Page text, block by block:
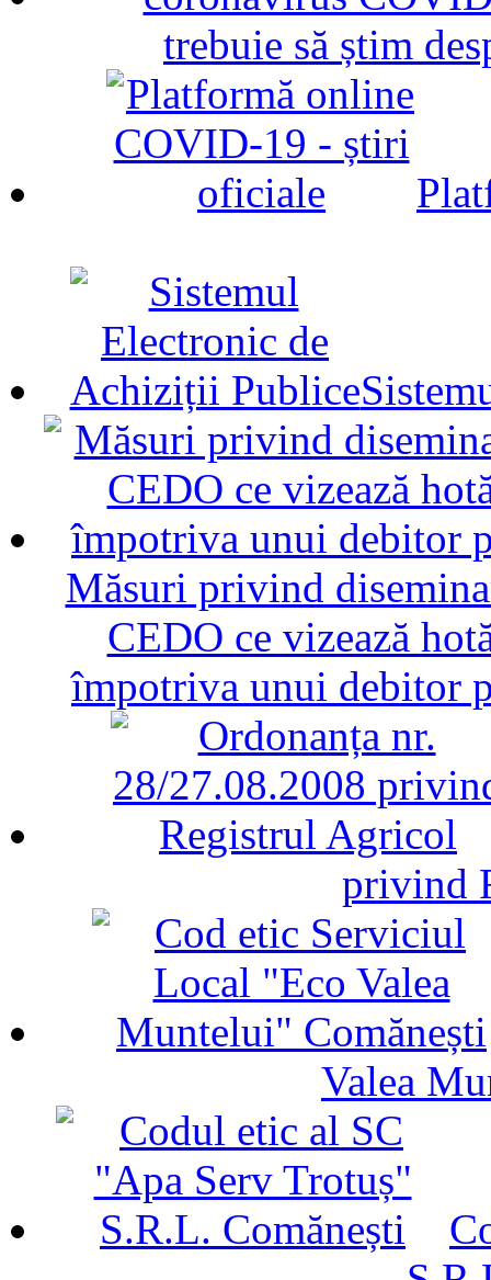
trebuie să știm
Măsuri privind
CEDO ce vizează
împotriva unui debitor
privind
Valea